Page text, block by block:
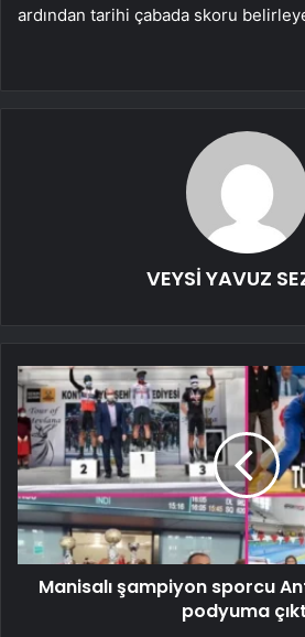
ardından tarihi çabada skoru
VEYSİ YAVUZ
Manisalı şampiyon sporcu
podyuma